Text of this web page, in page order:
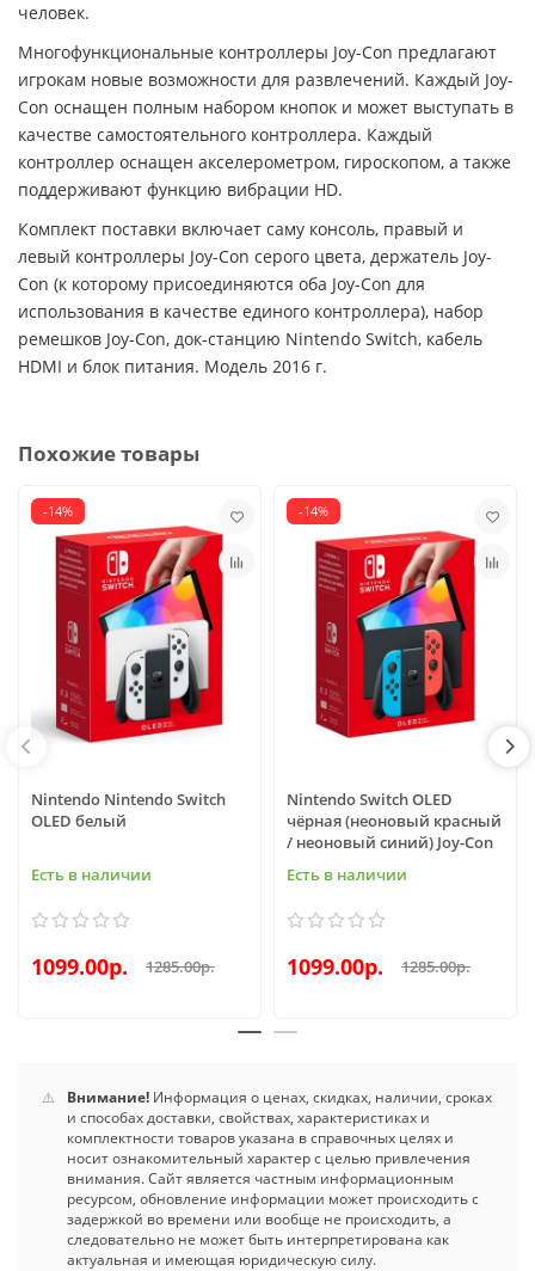
человек.
Многофункциональные контроллеры Joy-Con предлагают
игрокам новые возможности для развлечений. Каждый Joy-
Con оснащен полным набором кнопок и может выступать в
качестве самостоятельного контроллера. Каждый
контроллер оснащен акселерометром, гироскопом, а также
поддерживают функцию вибрации HD.
Комплект поставки включает саму консоль, правый и
левый контроллеры Joy-Con серого цвета, держатель Joy-
Con (к которому присоединяются оба Joy-Con для
использования в качестве единого контроллера), набор
ремешков Joy-Con, док-станцию Nintendo Switch, кабель
HDMI и блок питания. Модель 2016 г.
Похожие товары
-14%
Nintendo Nintendo Switch
OLED белый
Есть в наличии
1099.00р. 1285.00р.
-14%
Nintendo Switch OLED
чёрная (неоновый красный
/ неоновый синий) Joy-Con
Есть в наличии
1099.00р. 1285.00р.
⚠️ Внимание! Информация о ценах, скидках, наличии, сроках
и способах доставки, свойствах, характеристиках и
комплектности товаров указана в справочных целях и
носит ознакомительный характер с целью привлечения
внимания. Сайт является частным информационным
ресурсом, обновление информации может происходить с
задержкой во времени или вообще не происходить, а
следовательно не может быть интерпретирована как
актуальная и имеющая юридическую силу.